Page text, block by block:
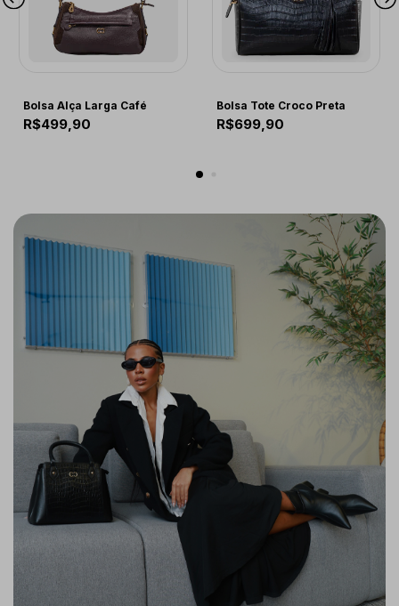
Bolsa Alça Larga Café
R$499,90
Bolsa Tote Croco Preta
R$699,90